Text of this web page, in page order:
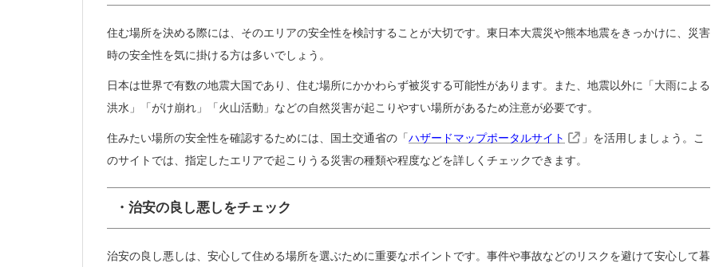
住む場所を決める際には、そのエリアの安全性を検討することが大切です。東日本大震災や熊本地震をきっかけに、災害
時の安全性を気に掛ける方は多いでしょう。
日本は世界で有数の地震大国であり、住む場所にかかわらず被災する可能性があります。また、地震以外に「大雨による
洪水」「がけ崩れ」「火山活動」などの自然災害が起こりやすい場所があるため注意が必要です。
住みたい場所の安全性を確認するためには、国土交通省の「ハザードマップポータルサイト
」を活用しましょう。こ
のサイトでは、指定したエリアで起こりうる災害の種類や程度などを詳しくチェックできます。
・治安の良し悪しをチェック
治安の良し悪しは、安心して住める場所を選ぶために重要なポイントです。事件や事故などのリスクを避けて安心して暮